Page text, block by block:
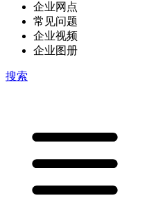
企业网点
常见问题
企业视频
企业图册
搜索